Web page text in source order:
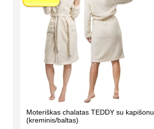
Moteriškas chalatas TEDDY su kapišonu
(kreminis/baltas)